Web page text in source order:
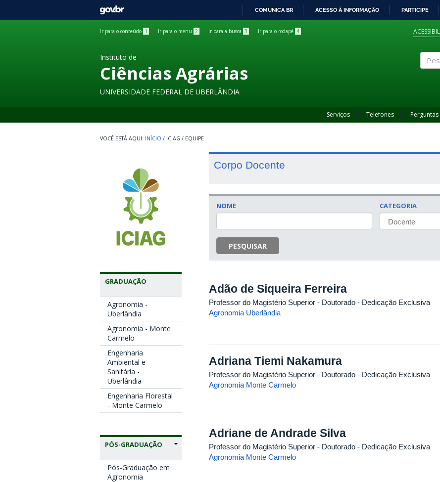
GOVBR
COMUNICA BR ACESSO À INFORMAÇÃO PARTICIPE
Ir para o conteúdo 1 Ir para o menu 2 Ir para a busca 3 Ir para o rodapé 4
Instituto de
Ciências Agrárias
UNIVERSIDADE FEDERAL DE UBERLÂNDIA
Serviços Telefones
INÍCIO / ICIAG / EQUIPE
GRADUAÇÃO
Agronomia -
Uberlândia
Agronomia - Monte
Carmelo
Engenharia
Ambiental e
Sanitária -
Uberlândia
Engenharia Florestal
- Monte Carmelo
PÓS-GRADUAÇÃO
Pós-Graduação em
Agronomia
Corpo Docente
NOME CATEGORIA
PESQUISAR
Adão de Siqueira Ferreira
Professor do Magistério Superior - Doutorado - Dedicação Exclusiva
Agronomia Uberlândia
Adriana Tiemi Nakamura
Professor do Magistério Superior - Doutorado - Dedicação Exclusiva
Agronomia Monte Carmelo
Adriane de Andrade Silva
Professor do Magistério Superior - Doutorado - Dedicação Exclusiva
Agronomia Monte Carmelo